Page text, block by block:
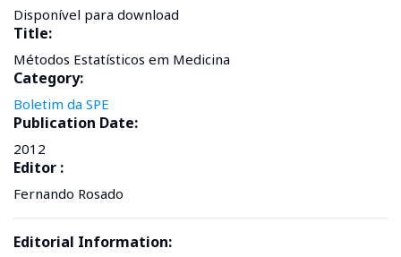
Disponível para download
Title:
Métodos Estatísticos em Medicina
Category:
Boletim da SPE
Publication Date:
2012
Editor :
Fernando Rosado
Editorial Information: